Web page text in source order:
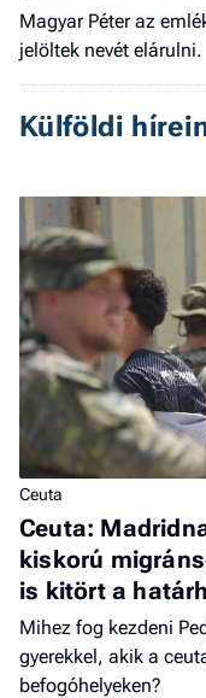
Magyar Péter az
jelöltek nevét elárulni.
Külföldi
Ceuta
Ceuta:
kiskorú
is kitört a
Mihez fog kezdeni
gyerekkel, akik a
befogóhelyeken?